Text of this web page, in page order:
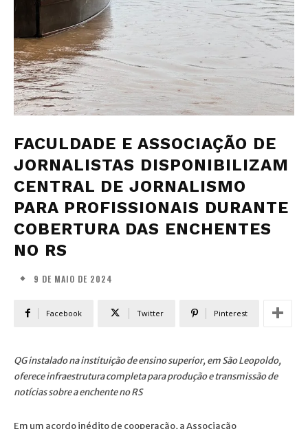
FACULDADE E ASSOCIAÇÃO DE
JORNALISTAS DISPONIBILIZAM
CENTRAL DE JORNALISMO
PARA PROFISSIONAIS DURANTE
COBERTURA DAS ENCHENTES
NO RS
9 DE MAIO DE 2024
Facebook Twitter Pinterest
QG instalado na instituição de ensino superior, em São Leopoldo,
oferece infraestrutura completa para produção e transmissão de
notícias sobre a enchente no RS
Em um acordo inédito de cooperação, a Associação